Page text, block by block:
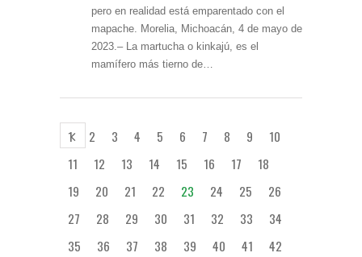
pero en realidad está emparentado con el
mapache. Morelia, Michoacán, 4 de mayo de
2023.– La martucha o kinkajú, es el
mamífero más tierno de…
1 2 3 4 5 6 7 8 9
10
11
12 13 14 15 16 17
18
19
20 21 22 23 24 25
26
27
28 29 30 31 32 33
34
35
36 37 38 39 40 41
42